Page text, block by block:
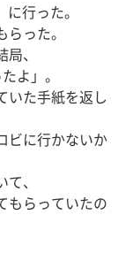
行った。
った。
、
よ」。
いた手紙を返し
ビに行かないか
、
もらっていたの